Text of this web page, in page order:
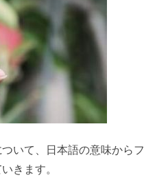
いて、日本語の意味からフ
きます。